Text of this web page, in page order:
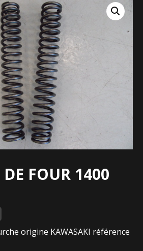
DE FOUR 1400
origine KAWASAKI référence